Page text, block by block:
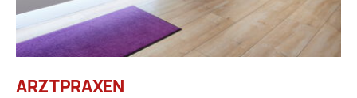
ARZTPRAXEN